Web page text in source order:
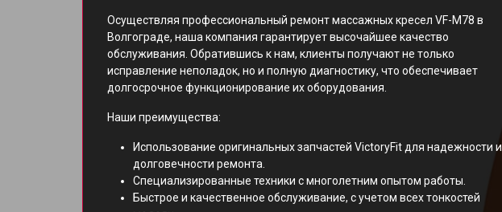
Осуществляя профессиональный ремонт массажных кресел VF-M78 в
Волгограде, наша компания гарантирует высочайшее качество
обслуживания. Обратившись к нам, клиенты получают не только
исправление неполадок, но и полную диагностику, что обеспечивает
долгосрочное функционирование их оборудования.
Наши преимущества:
Использование оригинальных запчастей VictoryFit для надежности и
долговечности ремонта.
Специализированные техники с многолетним опытом работы.
Быстрое и качественное обслуживание, с учетом всех тонкостей